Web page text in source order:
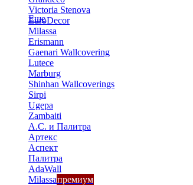
Victoria Stenova
EuroDecor
Milassa
Erismann
Gaenari Wallcovering
Lutece
Marburg
Shinhan Wallcoverings
Sirpi
Ugepa
Zambaiti
А.С. и Палитра
Артекс
Аспект
Палитра
AdaWall
Milassaпремиум
Еще